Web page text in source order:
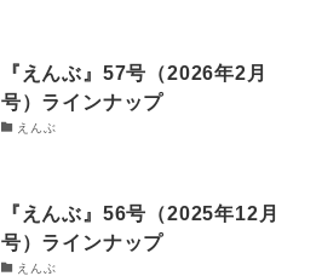
『えんぶ』57号（2026年2月
号）ラインナップ
えんぶ
『えんぶ』56号（2025年12月
号）ラインナップ
えんぶ